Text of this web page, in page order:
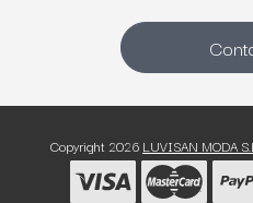
Copyright 2026 LUVISAN MODA